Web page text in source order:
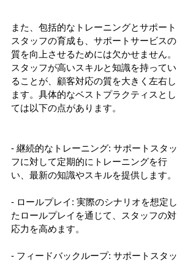
また、包括的なトレーニングとサポート
スタッフの育成も、サポートサービスの
質を向上させるためには欠かせません。
スタッフが高いスキルと知識を持ってい
ることが、顧客対応の質を大きく左右し
ます。具体的なベストプラクティスとし
ては以下の点があります。
- 継続的なトレーニング: サポートスタッ
フに対して定期的にトレーニングを行
い、最新の知識やスキルを提供します。
- ロールプレイ: 実際のシナリオを想定し
たロールプレイを通じて、スタッフの対
応力を高めます。
- フィードバックループ: サポートスタッ